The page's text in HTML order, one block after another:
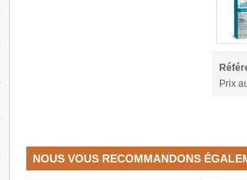
Prix
NOUS VOUS RECOMMANDONS